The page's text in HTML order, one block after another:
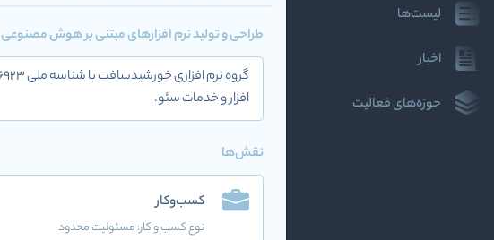
لیست‌ها
اخبار
حوزه‌های فعالیت
طراحی و تولید نرم افزارهای مبتنی بر هوش مصنوعی
افزار و خدمات سئو.
نقش‌ها
کسب‌وکار
نوع کسب و کار:مسئولیت محدود